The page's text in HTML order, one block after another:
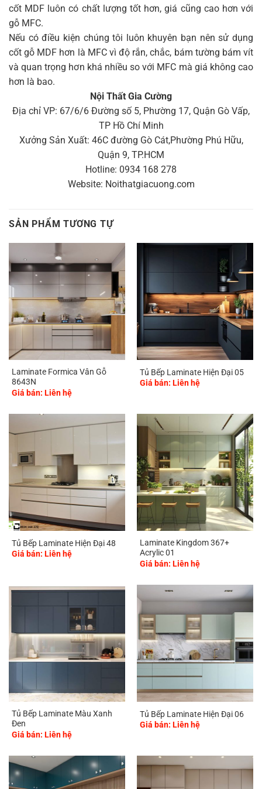
cốt MDF luôn có chất lượng tốt hơn, giá cũng cao hơn với
gỗ MFC.
Nếu có điều kiện chúng tôi luôn khuyên bạn nên sử dụng
cốt gỗ MDF hơn là MFC vì độ rắn, chắc, bám tường bám vít
và quan trọng hơn khá nhiều so với MFC mà giá không cao
hơn là bao.
Nội Thất Gia Cường
Địa chỉ VP: 67/6/6 Đường số 5, Phường 17, Quận Gò Vấp,
TP Hồ Chí Minh
Xưởng Sản Xuất: 46C đường Gò Cát,Phường Phú Hữu,
Quận 9, TP.HCM
Hotline: 0934 168 278
Website: Noithatgiacuong.com
SẢN PHẨM TƯƠNG TỰ
Laminate Formica Vân Gỗ
8643N
Giá bán: Liên hệ
Tủ Bếp Laminate Hiện Đại 05
Giá bán: Liên hệ
Tủ Bếp Laminate Hiện Đại 48
Giá bán: Liên hệ
Laminate Kingdom 367+
Acrylic 01
Giá bán: Liên hệ
Tủ Bếp Laminate Màu Xanh
Đen
Giá bán: Liên hệ
Tủ Bếp Laminate Hiện Đại 06
Giá bán: Liên hệ